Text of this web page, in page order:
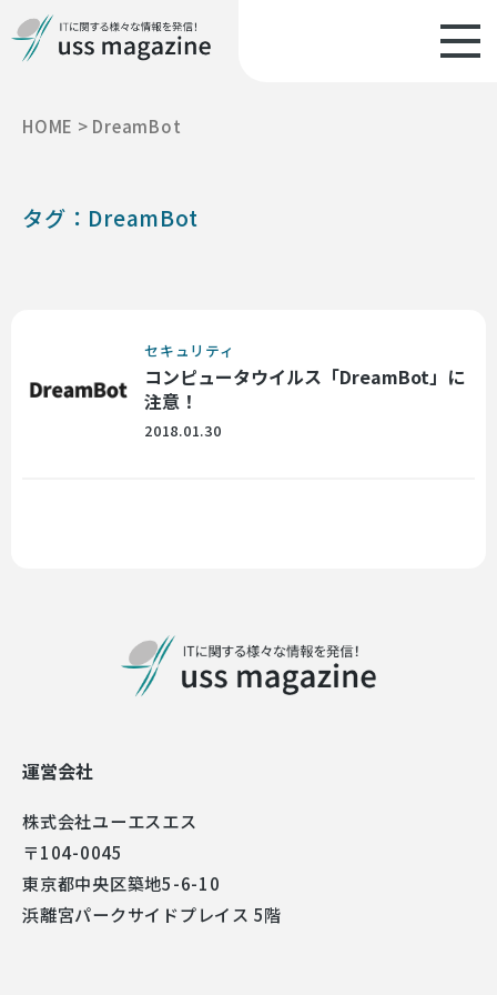
HOME > DreamBot
タグ：DreamBot
セキュリティ
コンピュータウイルス「DreamBot」に
注意！
2018.01.30
運営会社
株式会社ユーエスエス
〒104-0045
東京都中央区築地5-6-10
浜離宮パークサイドプレイス 5階